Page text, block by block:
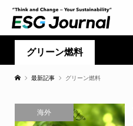
グリーン燃料
最新記事 グリーン燃料
海外